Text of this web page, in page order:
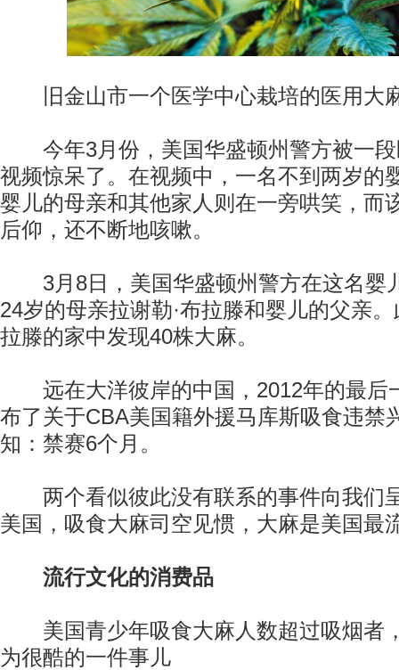
旧金山市一个医学中心栽培的医用大
今年3月份，美国华盛顿州警方被一段
视频惊呆了。在视频中，一名不到两岁的
婴儿的母亲和其他家人则在一旁哄笑，而
后仰，还不断地咳嗽。
3月8日，美国华盛顿州警方在这名婴
24岁的母亲拉谢勒·布拉滕和婴儿的父亲
拉滕的家中发现40株大麻。
远在大洋彼岸的中国，2012年的最后
布了关于CBA美国籍外援马库斯吸食违禁
知：禁赛6个月。
两个看似彼此没有联系的事件向我们
美国，吸食大麻司空见惯，大麻是美国最
流行文化的消费品
美国青少年吸食大麻人数超过吸烟者
为很酷的一件事儿